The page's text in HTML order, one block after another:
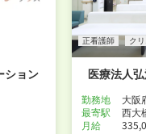
ション
正看護師 ク
医療法人
勤務地
大阪
最寄駅
西大
月給